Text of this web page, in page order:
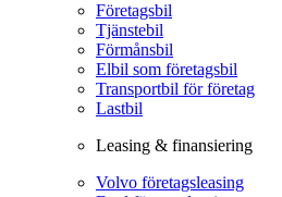
Företagsbil
Tjänstebil
Förmånsbil
Elbil som företagsbil
Transportbil för företag
Lastbil
Leasing & finansiering
Volvo företagsleasing